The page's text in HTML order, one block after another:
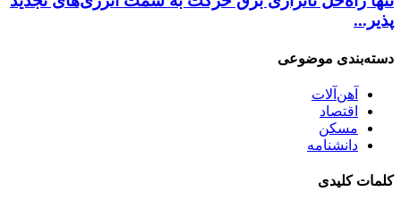
پذیر...
دسته‌بندی موضوعی
آهن‌آلات
اقتصاد
مسکن
دانشنامه
کلمات کلیدی